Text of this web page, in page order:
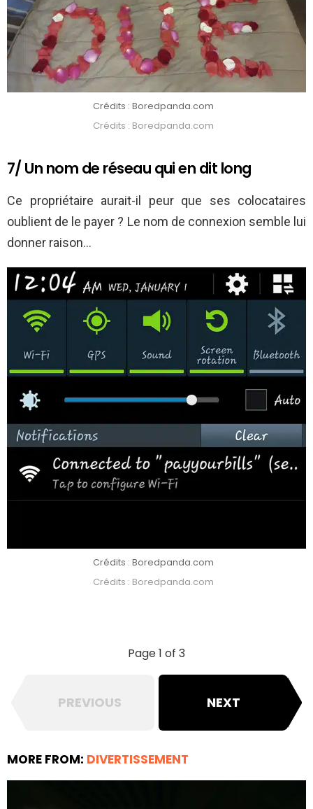
Crédits : Boredpanda.com
Crédits : Boredpanda.com
7/ Un nom de réseau qui en dit long
Ce propriétaire aurait-il peur que ses colocataires
oublient de le payer ? Le nom de connexion semble lui
donner raison…
Crédits : Boredpanda.com
Crédits : Boredpanda.com
Page 1 of 3
PREVIOUS NEXT
MORE FROM: DIVERTISSEMENT